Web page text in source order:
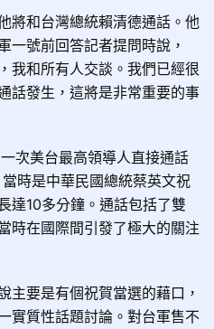
將和台灣總統賴清德通話。他
一號前回答記者提問時說，
我和所有人交談。我們已經很
話發生，這將是非常重要的事
次美台最高領導人直接通話
時是中華民國總統蔡英文祝
達10多分鐘。通話包括了雙
時在國際間引發了極大的關注
主要是有個祝賀當選的藉口，
實質性話題討論。對台軍售不